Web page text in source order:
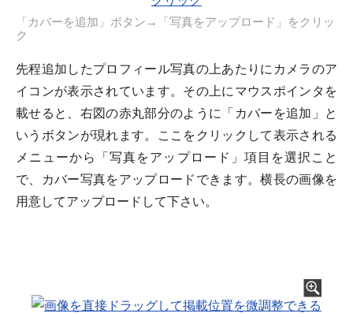
「カバーを追加」ボタン→「写真をアップロード」をクリッ
ク
先程追加したプロフィール写真の上あたりにカメラのア
イコンが表示されています。その上にマウスポインタを
載せると、右図の赤丸部分のように「カバーを追加」と
いうボタンが現れます。ここをクリックして表示される
メニューから「写真をアップロード」項目を選択こと
で、カバー写真をアップロードできます。横長の画像を
用意してアップロードして下さい。